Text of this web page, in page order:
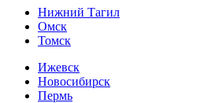
Нижний Тагил
Омск
Томск
Ижевск
Новосибирск
Пермь